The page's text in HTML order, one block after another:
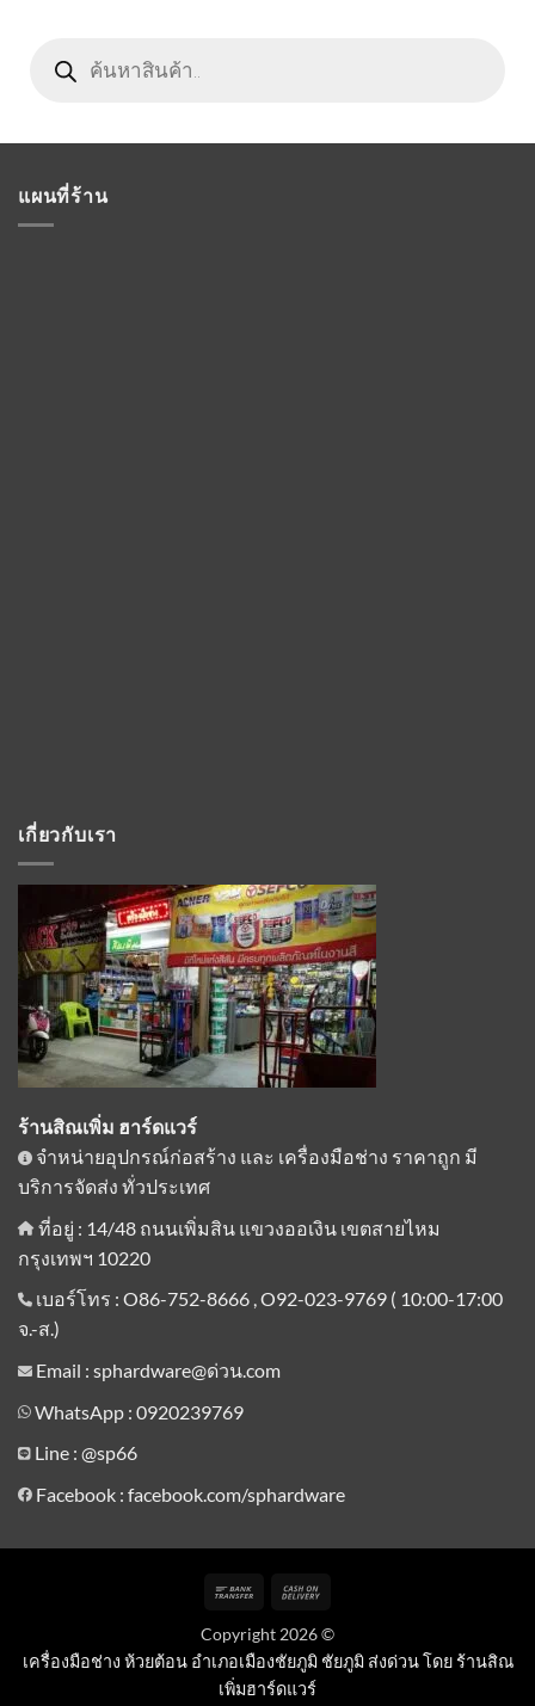
search
แผนที่ร้าน
เกี่ยวกับเรา
ร้านสิณเพิ่ม ฮาร์ดแวร์
จำหน่ายอุปกรณ์ก่อสร้าง และ เครื่องมือช่าง ราคาถูก มี
บริการจัดส่ง ทั่วประเทศ
ที่อยู่ : 14/48 ถนนเพิ่มสิน แขวงออเงิน เขตสายไหม
กรุงเทพฯ 10220
เบอร์โทร : O86-752-8666 , O92-023-9769 ( 10:00-17:00
จ.-ส.)
Email : sphardware@ด่วน.com
WhatsApp : 0920239769
Line : @sp66
Facebook : facebook.com/sphardware
Bank
Delivery
Copyright 2026 ©
เครื่องมือช่าง ห้วยต้อน อำเภอเมืองชัยภูมิ ชัยภูมิ ส่งด่วน โดย ร้านสิณ
เพิ่มฮาร์ดแวร์